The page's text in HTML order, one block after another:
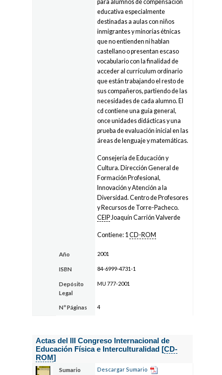
para alumnos de compensación
educativa especialmente
destinadas a aulas con niños
inmigrantes y minorías étnicas
que no entienden ni hablan
castellano o presentan escaso
vocabulario con la finalidad de
acceder al currículum ordinario
que están trabajando el resto de
sus compañeros, partiendo de las
necesidades de cada alumno. El
cd contiene una guía general,
once unidades didácticas y una
prueba de evaluación inicial en las
áreas de lenguaje y matemáticas.
Consejería de Educación y
Cultura. Dirección General de
Formación Profesional,
Innovación y Atención a la
Diversidad. Centro de Profesores
y Recursos de Torre-Pacheco.
CEIP Joaquín Carrión Valverde
Contiene: 1CD-ROM
Año 2001
ISBN 84-6999-4731-1
Depósito
Legal
MU 777-2001
Nº Páginas 4
Actas del III Congreso Internacional de
Educación Física e Interculturalidad [CD-
ROM]
Sumario Descargar Sumario